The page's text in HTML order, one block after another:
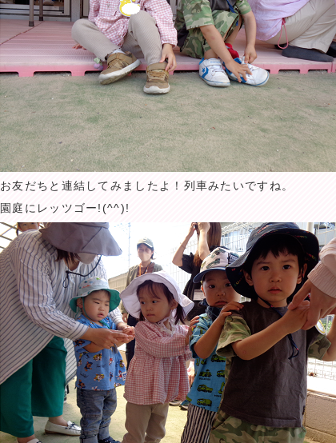
お友だちと連結してみましたよ！列車みたいですね。
園庭にレッツゴー!(^^)!